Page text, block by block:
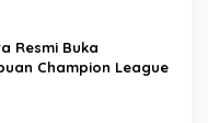
Resmi Buka
Champion League